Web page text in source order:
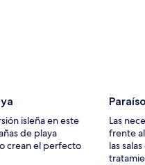
isleña en este
de playa
crean el perfecto
Las
frente
las